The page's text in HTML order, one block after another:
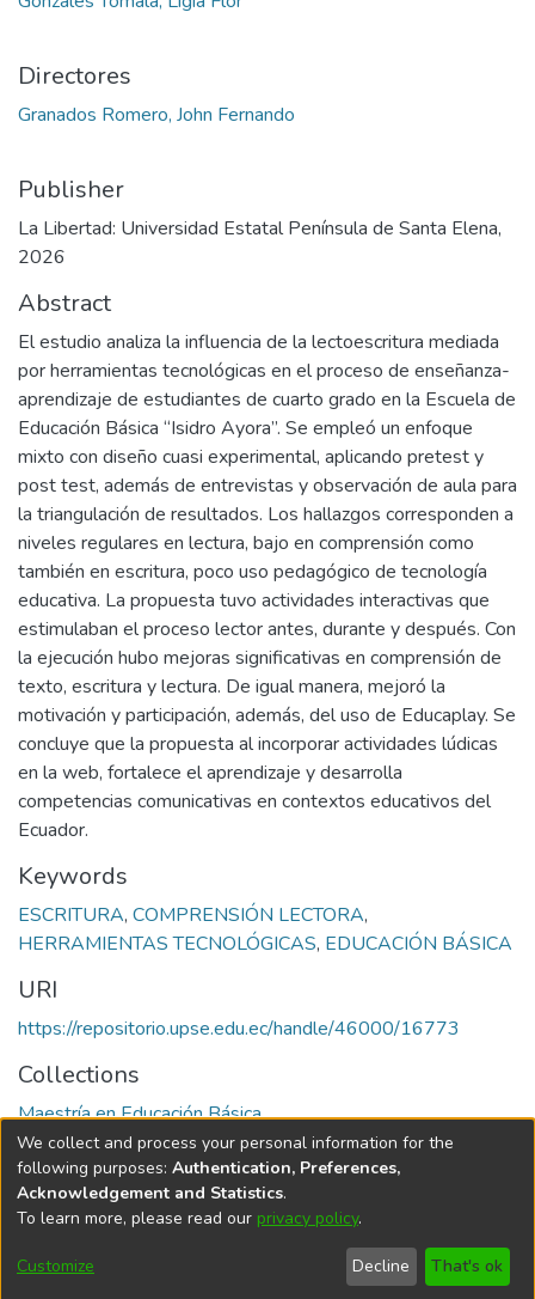
Directores
Granados Romero, John Fernando
Publisher
La Libertad: Universidad Estatal Península de Santa Elena,
2026
Abstract
El estudio analiza la influencia de la lectoescritura mediada
por herramientas tecnológicas en el proceso de enseñanza-
aprendizaje de estudiantes de cuarto grado en la Escuela de
Educación Básica “Isidro Ayora”. Se empleó un enfoque
mixto con diseño cuasi experimental, aplicando pretest y
post test, además de entrevistas y observación de aula para
la triangulación de resultados. Los hallazgos corresponden a
niveles regulares en lectura, bajo en comprensión como
también en escritura, poco uso pedagógico de tecnología
educativa. La propuesta tuvo actividades interactivas que
estimulaban el proceso lector antes, durante y después. Con
la ejecución hubo mejoras significativas en comprensión de
texto, escritura y lectura. De igual manera, mejoró la
motivación y participación, además, del uso de Educaplay. Se
concluye que la propuesta al incorporar actividades lúdicas
en la web, fortalece el aprendizaje y desarrolla
competencias comunicativas en contextos educativos del
Ecuador.
Keywords
ESCRITURA, COMPRENSIÓN LECTORA,
HERRAMIENTAS TECNOLÓGICAS, EDUCACIÓN BÁSICA
URI
https://repositorio.upse.edu.ec/handle/46000/16773
Collections
Maestría en Educación Básica
Full item page
DSpace softwarecopyright © 2002-2026
Cookie
End User
Agreement
Send
Feedback
We collect and process your personal information for the
following purposes: Authentication, Preferences,
Acknowledgement and Statistics.
To learn more, please read our privacy policy.
Customize Decline That's ok